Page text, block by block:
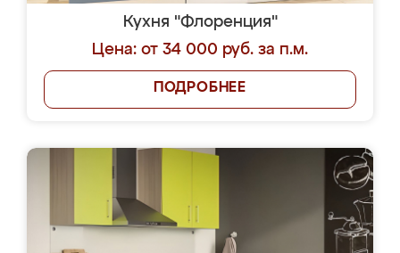
Кухня "Флоренция"
Цена: от 34 000 руб. за п.м.
ПОДРОБНЕЕ